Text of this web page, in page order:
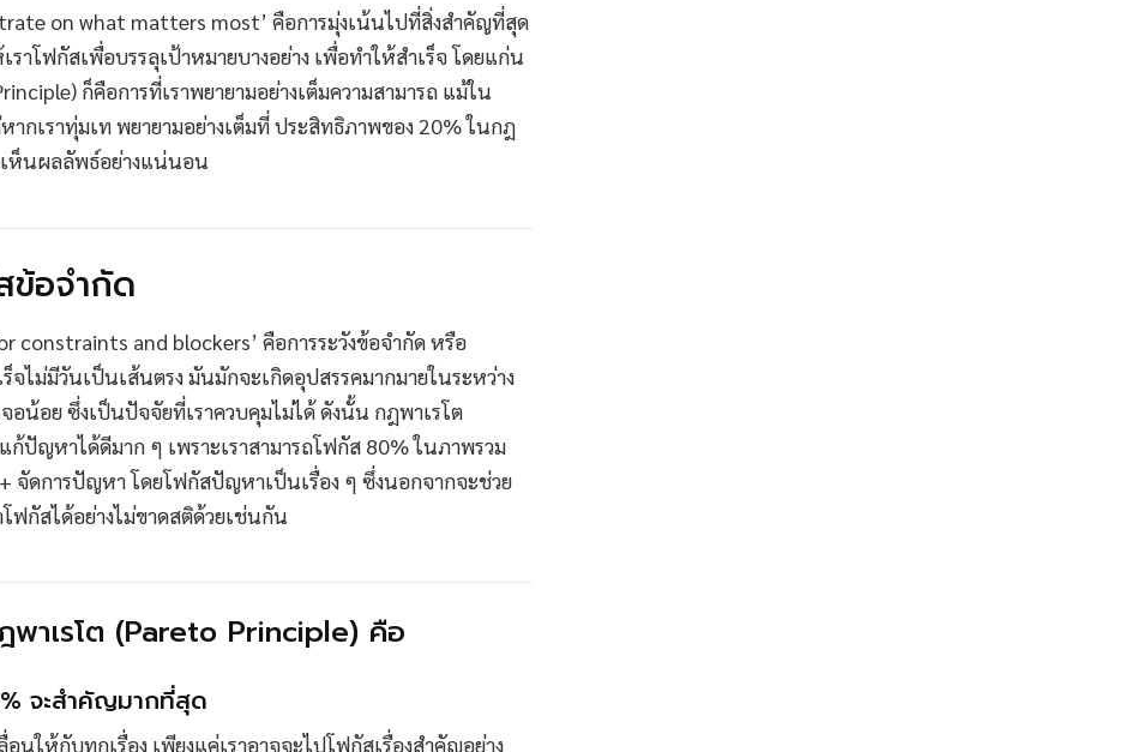
on what matters most’ คือการมุ่งเน้นไปที่สิ่งสำคัญที่สุด
ราโฟกัสเพื่อบรรลุเป้าหมายบางอย่าง เพื่อทำให้สำเร็จ โดยแก่น
ก็คือการที่เราพยายามอย่างเต็มความสามารถ แม้ใน
กเราทุ่มเท พยายามอย่างเต็มที่ ประสิทธิภาพของ 20% ในกฎ
เห็นผลลัพธ์อย่างแน่นอน
ข้อจำกัด
constraints and blockers’ คือการระวังข้อจำกัด หรือ
จไม่มีวันเป็นเส้นตรง มันมักจะเกิดอุปสรรคมากมายในระหว่าง
อน้อย ซึ่งเป็นปัจจัยที่เราควบคุมไม่ได้ ดังนั้น กฎพาเรโต
ก้ปัญหาได้ดีมาก ๆ เพราะเราสามารถโฟกัส 80% ในภาพรวม
ดการปัญหา โดยโฟกัสปัญหาเป็นเรื่อง ๆ ซึ่งนอกจากจะช่วย
ฟกัสได้อย่างไม่ขาดสติด้วยเช่นกัน
พาเรโต (Pareto Principle) คือ
จะสำคัญมากที่สุด
นให้กับทุกเรื่อง เพียงแค่เราอาจจะไปโฟกัสเรื่องสำคัญอย่าง